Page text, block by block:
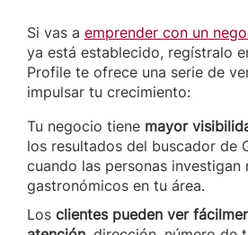
Si vas a emprender con un
ya está establecido, regístralo
Profile te ofrece una serie de
impulsar tu crecimiento:
Tu negocio tiene mayor
los resultados del buscador de
cuando las personas investigan
gastronómicos en tu área.
Los clientes pueden ver